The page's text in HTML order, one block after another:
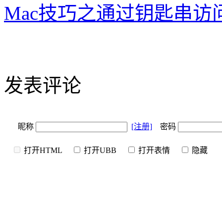
Mac技巧之通过钥匙串访
发表评论
昵称 [注册] 密码
打开HTML 打开UBB 打开表情 隐